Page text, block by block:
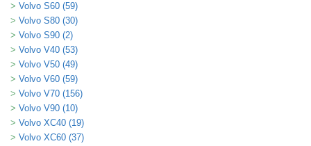
Volvo S60 (59)
Volvo S80 (30)
Volvo S90 (2)
Volvo V40 (53)
Volvo V50 (49)
Volvo V60 (59)
Volvo V70 (156)
Volvo V90 (10)
Volvo XC40 (19)
Volvo XC60 (37)